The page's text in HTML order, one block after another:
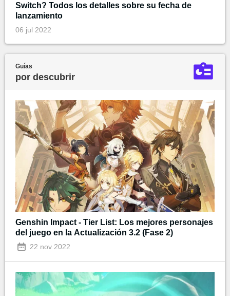
Switch? Todos los detalles sobre su fecha de
lanzamiento
06 jul 2022
Guías
por descubrir
Genshin Impact - Tier List: Los mejores personajes
del juego en la Actualización 3.2 (Fase 2)
22 nov 2022